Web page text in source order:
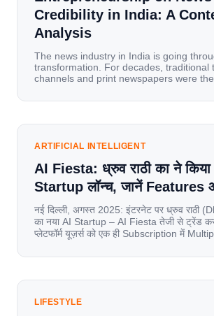
Credibility in India: A
Analysis
The news industry in India is going
transformation. For decades, traditional
channels and print newspapers were the
mobile data, affordable smartphones,
has become a mobile-first market
ARTIFICIAL INTELLIGENT
AI Fiesta: ध्रुव राठी का ने किया
Startup लॉन्च, जानें Features
नई दिल्ली, अगस्त 2025: इंटरनेट पर ध्रुव राठी
का नया AI Startup – AI Fiesta तेजी से ट्रेंड
प्लेटफॉर्म यूज़र्स को एक ही Subscription में
यूज़र्स का जबरदस्त रिस्पॉन्स लॉन्च के तुरंत […]
LIFESTYLE